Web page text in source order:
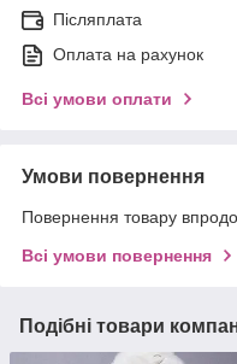
Післяплата
Оплата на рахунок
Всі умови оплати
Умови повернення
Повернення товару
Всі умови повернення
Подібні товари